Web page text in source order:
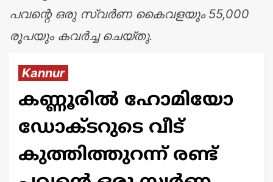
പവന്റെ ഒരു സ്വര്‍ണ കൈവളയും 55,000
രൂപയും കവര്‍ച്ച ചെയ്തു.
Kannur
കണ്ണൂരിൽ ഹോമിയോ
ഡോക്ടറുടെ വീട്
കുത്തിത്തുറന്ന് രണ്ട്